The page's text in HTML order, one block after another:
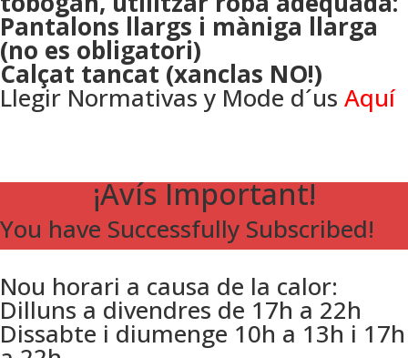
Pantalons llargs i màniga llarga
(no es obligatori)
Calçat tancat (xanclas NO!)
Llegir Normativas y Mode d´us Aquí
¡Avís Important!
You have Successfully Subscribed!
Nou horari a causa de la calor:
Dilluns a divendres de 17h a 22h
Dissabte i diumenge 10h a 13h i 17h